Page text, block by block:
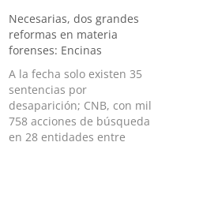
Tamaulipas trabajan en
coordinación para localizar
al alcalde de Guerrero,
Coahuila, Mario Cedillo,
así como a un grupo de
funcionarios que lo
acompañaban. Según los
primeros reportes,…
Necesarias, dos grandes
reformas en materia
forenses: Encinas
A la fecha solo existen 35
sentencias por
desaparición; CNB, con mil
758 acciones de búsqueda
en 28 entidades entre